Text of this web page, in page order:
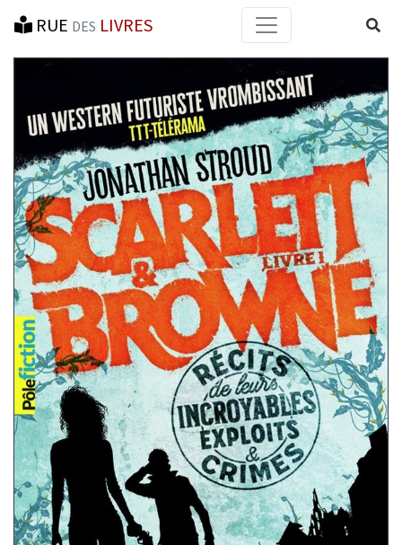
RUE DES LIVRES